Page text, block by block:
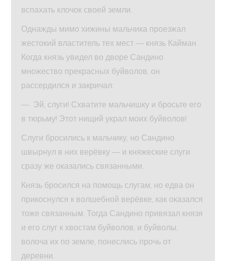
вспахать клочок своей земли.
Однажды мимо хижины мальчика проезжал
жестокий властитель тех мест — князь Кайман.
Когда князь увидел во дворе Сандино
множество прекрасных буйволов, он
рассердился и закричал:
— Эй, слуги! Схватите мальчишку и бросьте его
в тюрьму! Этот нищий украл моих буйволов!
Слуги бросились к мальчику, но Сандино
швырнул в них верёвку — и княжеские слуги
сразу же оказались связанными.
Князь бросился на помощь слугам, но едва он
прикоснулся к волшебной верёвке, как оказался
тоже связанным. Тогда Сандино привязал князя
и его слуг к хвостам буйволов, и буйволы,
волоча их по земле, понеслись прочь от
деревни.